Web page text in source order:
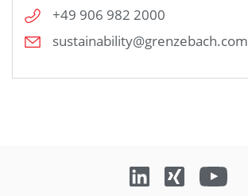
+49 906 982 2000
sustainability@grenzebach.com